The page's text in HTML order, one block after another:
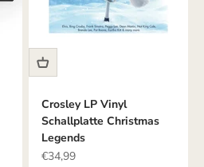
Crosley LP Vinyl
Schallplatte Christmas
Legends
Angebot
€34,99